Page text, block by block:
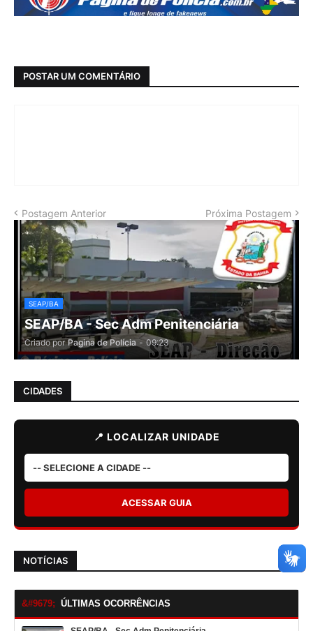
POSTAR UM COMENTÁRIO
Postagem Anterior Próxima Postagem
SEAP/BA
SEAP/BA - Sec Adm Penitenciária
Criado por Pagina de Polícia - 09:23
CIDADES
📍 LOCALIZAR UNIDADE
ACESSAR GUIA
NOTÍCIAS
ÚLTIMAS OCORRÊNCIAS